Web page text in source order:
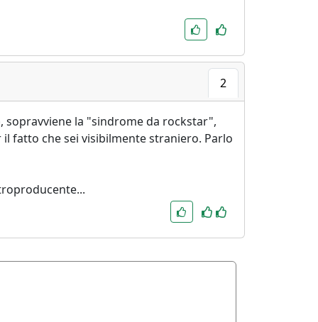
2
la "sindrome da rockstar",
fatto che sei visibilmente straniero. Parlo